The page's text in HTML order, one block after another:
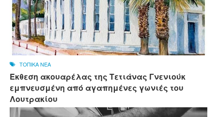
ΤΟΠΙΚΑ ΝΕΑ
Έκθεση ακουαρέλας της Τετιάνας Γνενιούκ
εμπνευσμένη από αγαπημένες γωνιές του
Λουτρακίου